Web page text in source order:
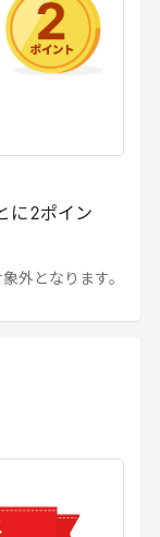
に2ポイン
外となります。